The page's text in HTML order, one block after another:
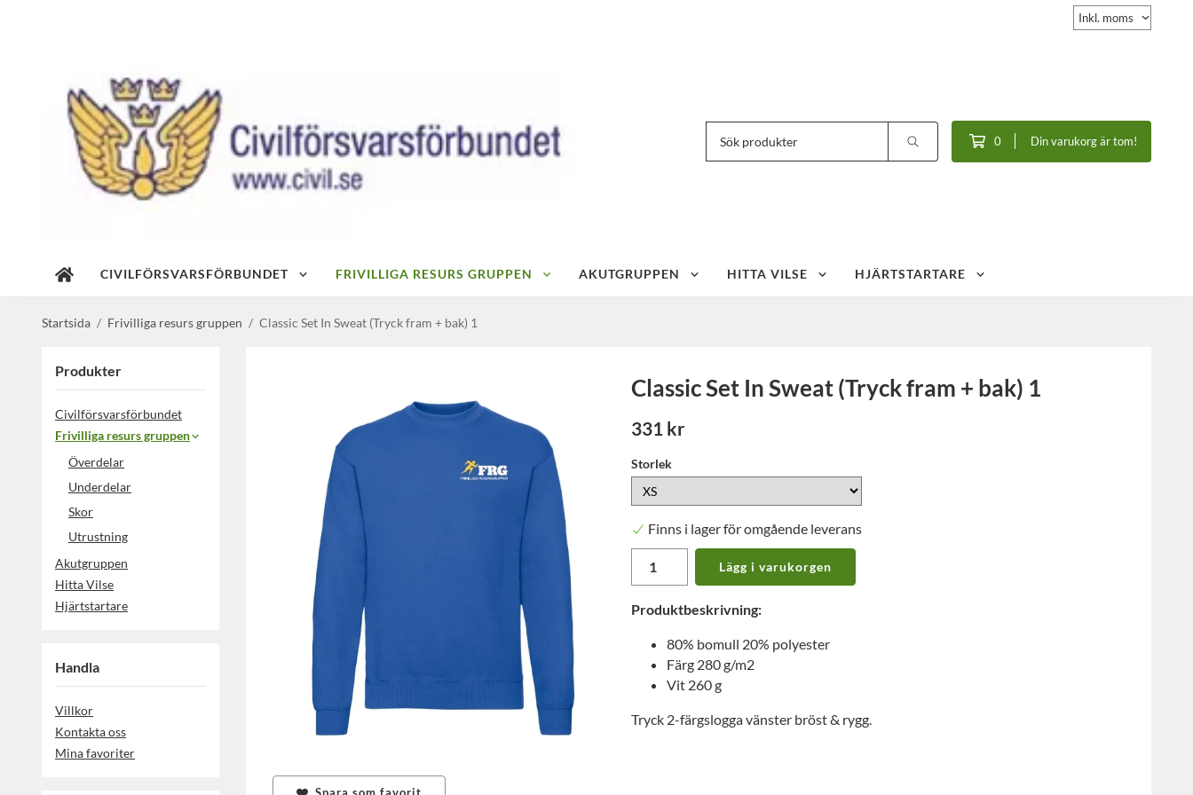
0 Din varukorg är tom!
CIVILFÖRSVARSFÖRBUNDET FRIVILLIGA RESURS GRUPPEN AKUTGRUPPEN HITTA VILSE HJÄRTSTARTARE
Startsida / Frivilliga resurs gruppen / Classic Set In Sweat (Tryck fram + bak) 1
Produkter
Civilförsvarsförbundet
Frivilliga resurs gruppen
Överdelar
Underdelar
Skor
Utrustning
Akutgruppen
Hitta Vilse
Hjärtstartare
Handla
Villkor
Kontakta oss
Mina favoriter
Classic Set In Sweat (Tryck fram + bak) 1
331 kr
Storlek
Finns i lager för omgående leverans
Lägg i varukorgen
Produktbeskrivning:
80% bomull 20% polyester
Färg 280 g/m2
Vit 260 g
Tryck 2-färgslogga vänster bröst & rygg.
Spara som favorit